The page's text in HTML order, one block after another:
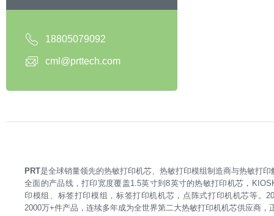
18805079092
cml@prttech.com
PRT是全球销量领先的热敏打印机芯、热敏打印模组制造商与热敏打
全面的产品线，打印宽度覆盖1.5英寸到8英寸的热敏打印机芯，
印模组、标签打印模组，标签打印机机芯，点阵式打印机机芯等。
2000万+件产品，连续多年成为全世界第二大热敏打印机机芯供应商，